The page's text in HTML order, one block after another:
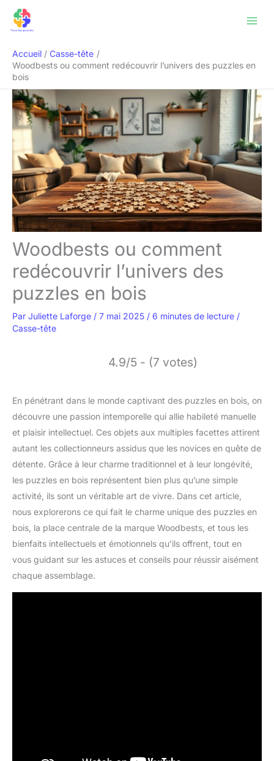
Accueil
Casse-tête
Woodbests ou comment redécouvrir l’univers des puzzles en
bois
Woodbests ou comment
redécouvrir l’univers des
puzzles en bois
Par Juliette Laforge / 7 mai 2025 / 6 minutes de lecture /
Casse-tête
4.9/5 - (7 votes)
En pénétrant dans le monde captivant des puzzles en bois, on
découvre une passion intemporelle qui allie habileté manuelle
et plaisir intellectuel. Ces objets aux multiples facettes attirent
autant les collectionneurs assidus que les novices en quête de
détente. Grâce à leur charme traditionnel et à leur longévité,
les puzzles en bois représentent bien plus qu’une simple
activité, ils sont un véritable art de vivre. Dans cet article,
nous explorerons ce qui fait le charme unique des puzzles en
bois, la place centrale de la marque Woodbests, et tous les
bienfaits intellectuels et émotionnels qu’ils offrent, tout en
vous guidant sur les astuces et conseils pour réussir aisément
chaque assemblage.
Rechercher